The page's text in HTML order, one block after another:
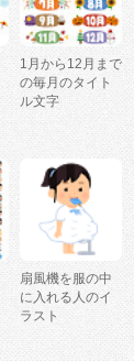
1月から12月まで
の毎月のタイト
ル文字
扇風機を服の中
に入れる人のイ
ラスト